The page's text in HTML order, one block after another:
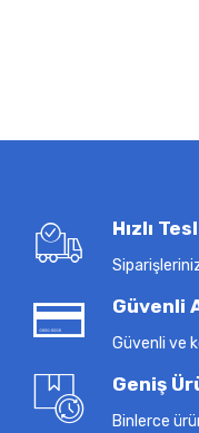
Hızlı
Güvenli
Güvenli ve
Geniş
Binlerce